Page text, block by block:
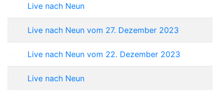
Live nach Neun
Live nach Neun vom 27. Dezember 2023
Live nach Neun vom 22. Dezember 2023
Live nach Neun